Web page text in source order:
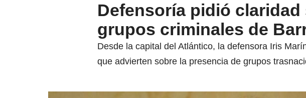
Defensoría pidió
grupos criminales de
Desde la capital del Atlántico, la defensora Iris
que advierten sobre la presencia de grupos